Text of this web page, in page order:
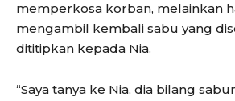
memperkosa korban, melainkan
mengambil kembali sabu yang
dititipkan kepada Nia.
“Saya tanya ke Nia, dia bilang